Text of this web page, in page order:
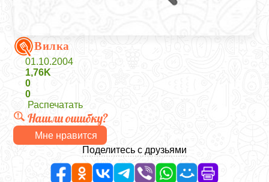
Вилка
01.10.2004
1,76K
0
0
Распечатать
Нашли ошибку?
Мне нравится
Поделитесь с друзьями